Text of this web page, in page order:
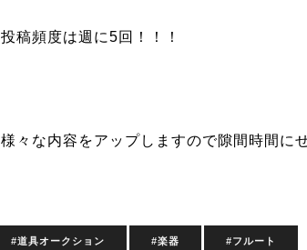
投稿頻度は週に5回！！！
様々な内容をアップしますので隙間時間に
#道具オークション #楽器 #フルート